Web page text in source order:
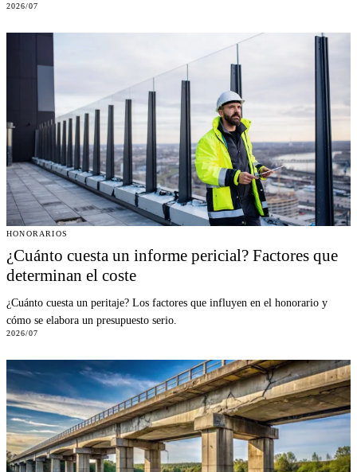
2026/07
HONORARIOS
¿Cuánto cuesta un informe pericial? Factores que
determinan el coste
¿Cuánto cuesta un peritaje? Los factores que influyen en el honorario y
cómo se elabora un presupuesto serio.
2026/07